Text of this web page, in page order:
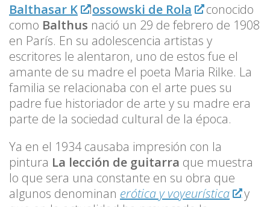
Balthasar K lossowski de Rola
conocido
como Balthus nació un 29 de febrero de 1908
en París. En su adolescencia artistas y
escritores le alentaron, uno de estos fue el
amante de su madre el poeta Maria Rilke. La
familia se relacionaba con el arte pues su
padre fue historiador de arte y su madre era
parte de la sociedad cultural de la época.
Ya en el 1934 causaba impresión con la
pintura La lección de guitarra que muestra
lo que sera una constante en su obra que
algunos denominan erótica y voyeurística
y